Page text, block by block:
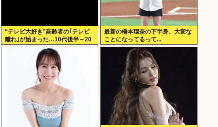
“テレビ大好き”高齢者の｢テレビ
離れ｣が始まった…10代後半～20
代の約7割が”ほぼ見ない”
最新の橋本環奈の下半身、大変な
ことになってるって...